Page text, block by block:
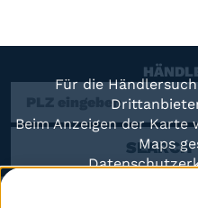
SEARCH
Für die
Beim Anzeigen der Karte
Maps